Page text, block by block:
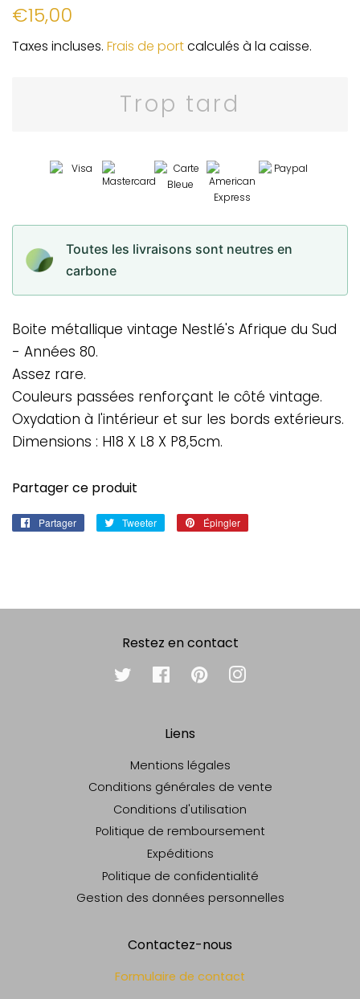
Prix
€15,00
Taxes incluses. Frais de portcalculés à la caisse.
Trop tard
Toutes les livraisons sont neutres en
carbone
Boite métallique vintage Nestlé's Afrique du Sud
- Années 80.
Assez rare.
Couleurs passées renforçant le côté vintage.
Oxydation à l'intérieur et sur les bords extérieurs.
Dimensions : H18 X L8 X P8,5cm.
Partager ce produit
Partager
Partager Tweeter
Tweeter
Épingler
Restez en contact
Twitter FacebookPinterest
Liens
Mentions légales
Conditions générales de vente
Conditions d'utilisation
Politique de remboursement
Expéditions
Politique de confidentialité
Gestion des données personnelles
Contactez-nous
Formulaire de contact